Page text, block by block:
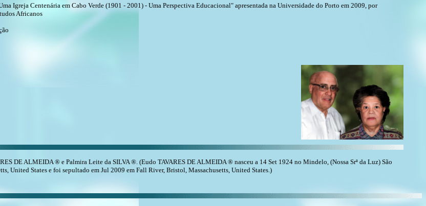
Igreja Centenária em Cabo Verde (1901 - 2001) - Uma Perspectiva Educacional" apresentada na Universidade do Porto em 2009, por
Africanos
DE ALMEIDA ® e Palmira Leite da SILVA ®. (Eudo TAVARES DE ALMEIDA ® nasceu a 14 Set 1924 no Mindelo, (Nossa Srª da Luz) São
United States e foi sepultado em Jul 2009 em Fall River, Bristol, Massachusetts, United States.)